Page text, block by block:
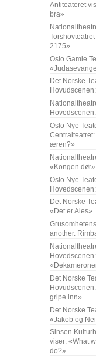
Antiteateret
bra»
2175»
Oslo Gamle
Det Norske
Oslo Nye
æren?»
«Kongen dør»
Oslo Nye
Det Norske
«Det er Ales»
another.
Hovedscenen:
Det Norske
gripe inn»
Det Norske
«Jakob og
Sinsen
viser: «What
do?»